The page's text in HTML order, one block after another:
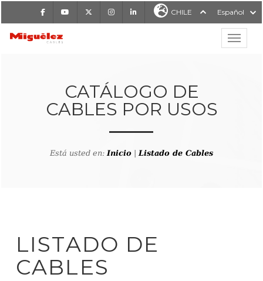
FacebookYoutube InstagramLinkedIn CHILE Español
MIGUÉLEZ CABLES
CATÁLOGO DE
CABLES POR USOS
Está usted en:Inicio |Listado de Cables
LISTADO DE
CABLES